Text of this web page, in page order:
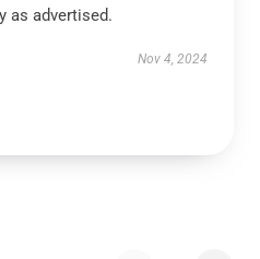
as advertised.
Nov 4, 2024